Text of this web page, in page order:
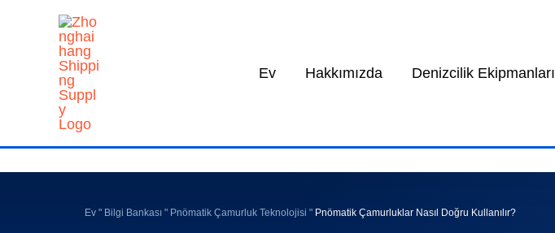
Ev Hakkımızda Denizcilik Ekipmanları
Ev " Bilgi Bankası " Pnömatik Çamurluk Teknolojisi " Pnömatik Çamurluklar Nasıl Doğru Kullanılır?